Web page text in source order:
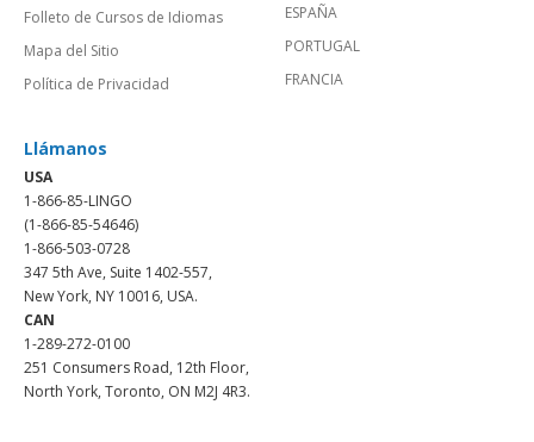
Folleto de Cursos de Idiomas
Mapa del Sitio
Política de Privacidad
ESPAÑA
PORTUGAL
FRANCIA
Llámanos
USA
1-866-85-LINGO
(1-866-85-54646)
1-866-503-0728
347 5th Ave, Suite 1402-557,
New York, NY 10016, USA.
CAN
1-289-272-0100
251 Consumers Road, 12th Floor,
North York, Toronto, ON M2J 4R3.